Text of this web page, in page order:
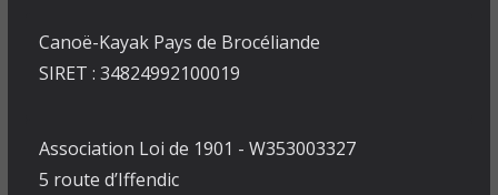
Canoë-Kayak Pays de Brocéliande
SIRET : 34824992100019
Association Loi de 1901 - W353003327
5 route d’Iffendic